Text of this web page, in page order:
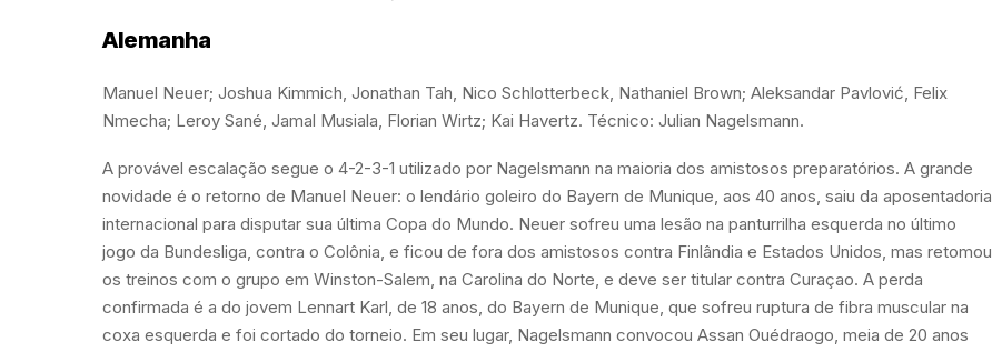
Alemanha
Manuel Neuer; Joshua Kimmich, Jonathan Tah, Nico Schlotterbeck, Nathaniel Brown; Aleksandar Pavlović, Felix
Nmecha; Leroy Sané, Jamal Musiala, Florian Wirtz; Kai Havertz. Técnico: Julian Nagelsmann.
A provável escalação segue o 4-2-3-1 utilizado por Nagelsmann na maioria dos amistosos preparatórios. A grande
novidade é o retorno de Manuel Neuer: o lendário goleiro do Bayern de Munique, aos 40 anos, saiu da aposentadoria
internacional para disputar sua última Copa do Mundo. Neuer sofreu uma lesão na panturrilha esquerda no último
jogo da Bundesliga, contra o Colônia, e ficou de fora dos amistosos contra Finlândia e Estados Unidos, mas retomou
os treinos com o grupo em Winston-Salem, na Carolina do Norte, e deve ser titular contra Curaçao. A perda
confirmada é a do jovem Lennart Karl, de 18 anos, do Bayern de Munique, que sofreu ruptura de fibra muscular na
coxa esquerda e foi cortado do torneio. Em seu lugar, Nagelsmann convocou Assan Ouédraogo, meia de 20 anos